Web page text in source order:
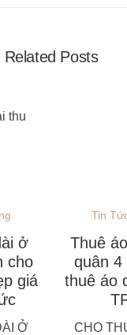
Related Posts
ở
cho
giá
Ở
Tin
Thuê
quân 4
thuê áo
CHO